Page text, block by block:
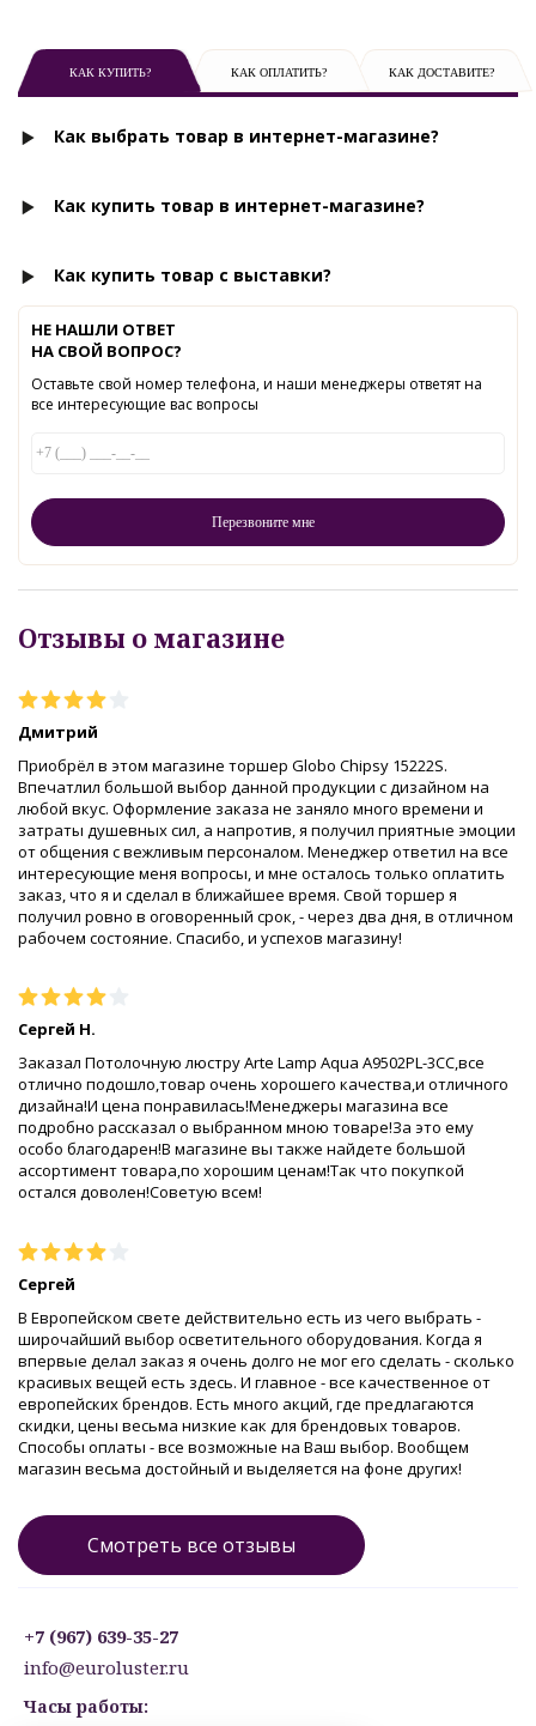
КАК КУПИТЬ? КАК ОПЛАТИТЬ? КАК ДОСТАВИТЕ?
Как выбрать товар в интернет-магазине?
Как купить товар в интернет-магазине?
Как купить товар с выставки?
НЕ НАШЛИ ОТВЕТ
НА СВОЙ ВОПРОС?
Оставьте свой номер телефона, и наши менеджеры ответят на
все интересующие вас вопросы
Отзывы о магазине
Дмитрий
Приобрёл в этом магазине торшер Globo Chipsy 15222S.
Впечатлил большой выбор данной продукции с дизайном на
любой вкус. Оформление заказа не заняло много времени и
затраты душевных сил, а напротив, я получил приятные эмоции
от общения с вежливым персоналом. Менеджер ответил на все
интересующие меня вопросы, и мне осталось только оплатить
заказ, что я и сделал в ближайшее время. Свой торшер я
получил ровно в оговоренный срок, - через два дня, в отличном
рабочем состояние. Спасибо, и успехов магазину!
Сергей Н.
Заказал Потолочную люстру Arte Lamp Aqua A9502PL-3CC,все
отлично подошло,товар очень хорошего качества,и отличного
дизайна!И цена понравилась!Менеджеры магазина все
подробно рассказал о выбранном мною товаре!За это ему
особо благодарен!В магазине вы также найдете большой
ассортимент товара,по хорошим ценам!Так что покупкой
остался доволен!Советую всем!
Сергей
В Европейском свете действительно есть из чего выбрать -
широчайший выбор осветительного оборудования. Когда я
впервые делал заказ я очень долго не мог его сделать - сколько
красивых вещей есть здесь. И главное - все качественное от
европейских брендов. Есть много акций, где предлагаются
скидки, цены весьма низкие как для брендовых товаров.
Способы оплаты - все возможные на Ваш выбор. Вообщем
магазин весьма достойный и выделяется на фоне других!
Смотреть все отзывы
+7 (967) 639-35-27
info@euroluster.ru
Часы работы: